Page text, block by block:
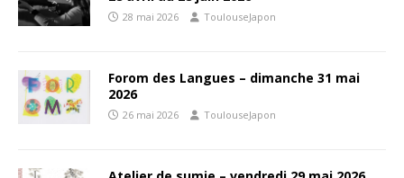
28 mai 2026 ToulouseJapon
Forom des Langues – dimanche 31 mai
2026
26 mai 2026 ToulouseJapon